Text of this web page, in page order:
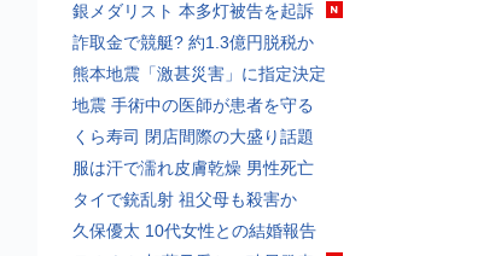
銀メダリスト 本多灯被告を起訴
詐取金で競艇? 約1.3億円脱税か
熊本地震「激甚災害」に指定決定
地震 手術中の医師が患者を守る
くら寿司 閉店間際の大盛り話題
服は汗で濡れ皮膚乾燥 男性死亡
タイで銃乱射 祖父母も殺害か
久保優太 10代女性との結婚報告